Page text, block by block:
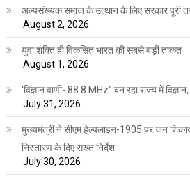
अल्पसंख्यक समाज के उत्थान के लिए सरकार पूरी
August 2, 2026
युवा शक्ति ही विकसित भारत की सबसे बड़ी ताकत
August 1, 2026
‘विज्ञान वाणी- 88.8 MHz” बन रहा राज्य में
July 31, 2026
मुख्यमंत्री ने सीएम हेल्पलाइन-1905 पर जन
निस्तारण के दिए सख्त निर्देश
July 30, 2026